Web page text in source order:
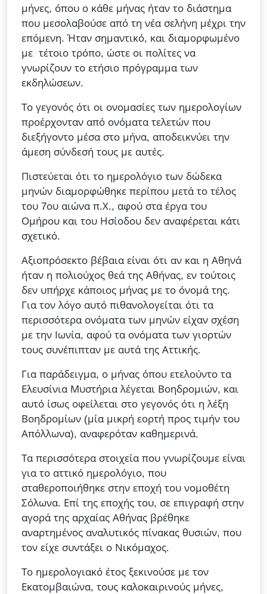
μήνες, όπου ο κάθε μήνας ήταν το διάστημα
που μεσολαβούσε από τη νέα σελήνη μέχρι την
επόμενη. Ήταν σημαντικό, και διαμορφωμένο
με τέτοιο τρόπο, ώστε οι πολίτες να
γνωρίζουν το ετήσιο πρόγραμμα των
εκδηλώσεων.
Το γεγονός ότι οι ονομασίες των ημερολογίων
προέρχονταν από ονόματα τελετών που
διεξήγοντο μέσα στο μήνα, αποδεικνύει την
άμεση σύνδεσή τους με αυτές.
Πιστεύεται ότι το ημερολόγιο των δώδεκα
μηνών διαμορφώθηκε περίπου μετά το τέλος
του 7ου αιώνα π.Χ., αφού στα έργα του
Ομήρου και του Ησίοδου δεν αναφέρεται κάτι
σχετικό.
Αξιοπρόσεκτο βέβαια είναι ότι αν και η Αθηνά
ήταν η πολιούχος θεά της Αθήνας, εν τούτοις
δεν υπήρχε κάποιος μήνας με το όνομά της.
Για τον λόγο αυτό πιθανολογείται ότι τα
περισσότερα ονόματα των μηνών είχαν σχέση
με την Ιωνία, αφού τα ονόματα των γιορτών
τους συνέπιπταν με αυτά της Αττικής.
Για παράδειγμα, ο μήνας όπου ετελούντο τα
Ελευσίνια Μυστήρια λέγεται Βοηδρομιών, και
αυτό ίσως οφείλεται στο γεγονός ότι η λέξη
Βοηδρομίων (μία μικρή εορτή προς τιμήν του
Απόλλωνα), αναφερόταν καθημερινά.
Τα περισσότερα στοιχεία που γνωρίζουμε είναι
για το αττικό ημερολόγιο, που
σταθεροποιήθηκε στην εποχή του νομοθέτη
Σόλωνα. Επί της εποχής του, σε επιγραφή στην
αγορά της αρχαίας Αθήνας βρέθηκε
αναρτημένος αναλυτικός πίνακας θυσιών, που
τον είχε συντάξει ο Νικόμαχος.
Το ημερολογιακό έτος ξεκινούσε με τον
Εκατομβαιώνα, τους καλοκαιρινούς μήνες,